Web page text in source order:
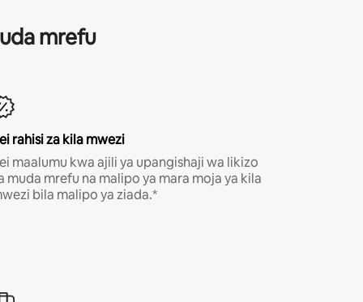
mrefu
rahisi za kila mwezi
maalumu kwa ajili ya upangishaji wa likizo
muda mrefu na malipo ya mara moja ya kila
bila malipo ya ziada.*